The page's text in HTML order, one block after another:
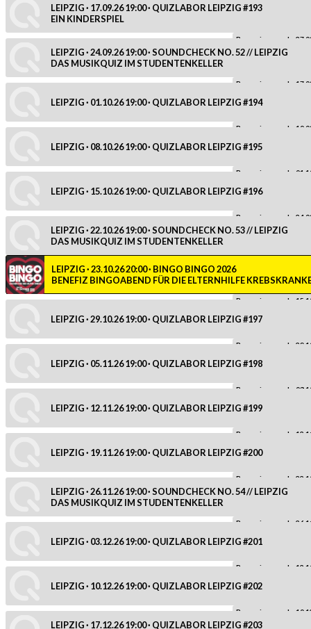
LEIPZIG · 17.09.26 19:00 · QUIZLABOR LEIPZIG #193
EIN KINDERSPIEL
Reservierung ab:
LEIPZIG · 24.09.26 19:00 · SOUNDCHECK NO. 52 // LEIPZIG
DAS MUSIKQUIZ IM STUDENTENKELLER
Reservierung ab:
LEIPZIG · 01.10.26 19:00 · QUIZLABOR LEIPZIG #194
Reservierung ab:
LEIPZIG · 08.10.26 19:00 · QUIZLABOR LEIPZIG #195
Reservierung ab:
LEIPZIG · 15.10.26 19:00 · QUIZLABOR LEIPZIG #196
Reservierung ab:
LEIPZIG · 22.10.26 19:00 · SOUNDCHECK NO. 53 // LEIPZIG
DAS MUSIKQUIZ IM STUDENTENKELLER
LEIPZIG · 23.10.26 20:00 · BINGO BINGO 2026
BENEFIZ BINGOABEND FÜR DIE ELTERNHILFE
Reservierung ab:
LEIPZIG · 29.10.26 19:00 · QUIZLABOR LEIPZIG #197
Reservierung ab:
LEIPZIG · 05.11.26 19:00 · QUIZLABOR LEIPZIG #198
Reservierung ab:
LEIPZIG · 12.11.26 19:00 · QUIZLABOR LEIPZIG #199
Reservierung ab:
LEIPZIG · 19.11.26 19:00 · QUIZLABOR LEIPZIG #200
Reservierung ab:
LEIPZIG · 26.11.26 19:00 · SOUNDCHECK NO. 54 // LEIPZIG
DAS MUSIKQUIZ IM STUDENTENKELLER
Reservierung ab:
LEIPZIG · 03.12.26 19:00 · QUIZLABOR LEIPZIG #201
Reservierung ab:
LEIPZIG · 10.12.26 19:00 · QUIZLABOR LEIPZIG #202
Reservierung ab:
LEIPZIG · 17.12.26 19:00 · QUIZLABOR LEIPZIG #203